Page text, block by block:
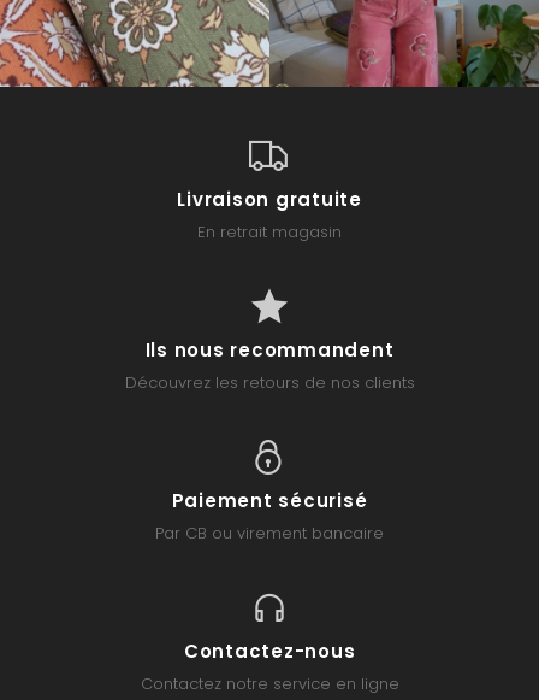
Livraison gratuite
En retrait magasin
Ils nous recommandent
Découvrez les retours de nos clients
Paiement sécurisé
Par CB ou virement bancaire
Contactez-nous
Contactez notre service en ligne